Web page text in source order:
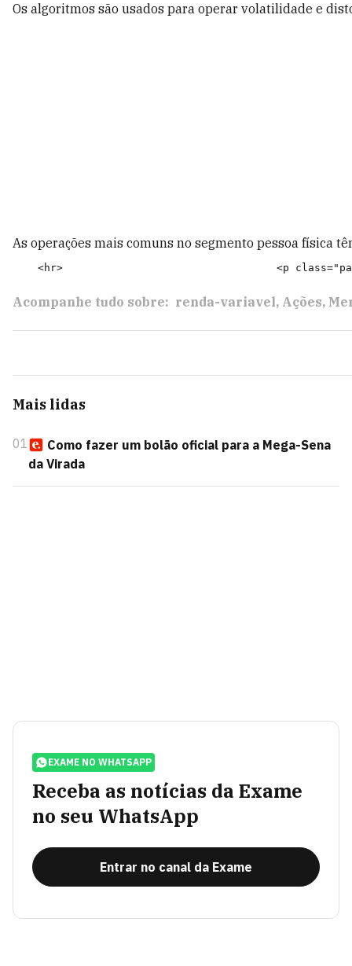
Os algoritmos são usados para operar volatilidade e
As operações mais comuns no segmento pessoa física
Acompanhe tudo sobre: renda-variavel Ações
Mais lidas
01
Como fazer um bolão oficial para a Mega-Sena
da Virada
EXAME NO WHATSAPP
Receba as notícias da Exame
no seu WhatsApp
Entrar no canal da Exame